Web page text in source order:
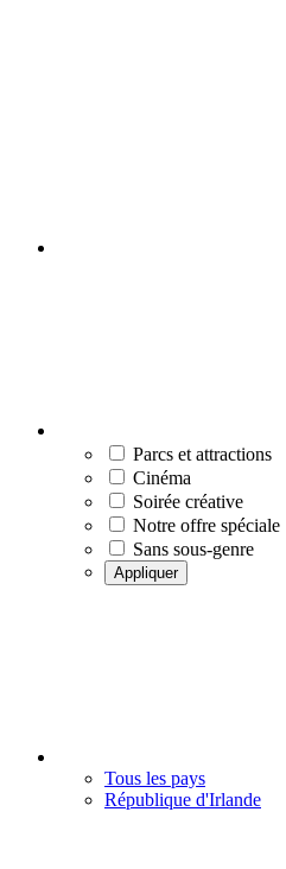
Parcs et attractions
Cinéma
Soirée créative
Notre offre spéciale
Sans sous-genre
Appliquer
Tous les pays
République d'Irlande